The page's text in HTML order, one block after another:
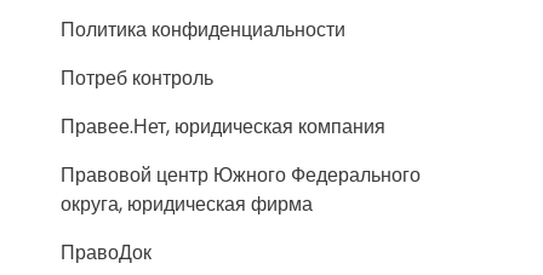
Политика конфиденциальности
Потреб контроль
Правее.Нет, юридическая компания
Правовой центр Южного Федерального
округа, юридическая фирма
ПравоДок